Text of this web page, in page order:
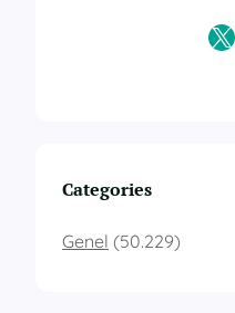
X
Categories
Genel (50.229)